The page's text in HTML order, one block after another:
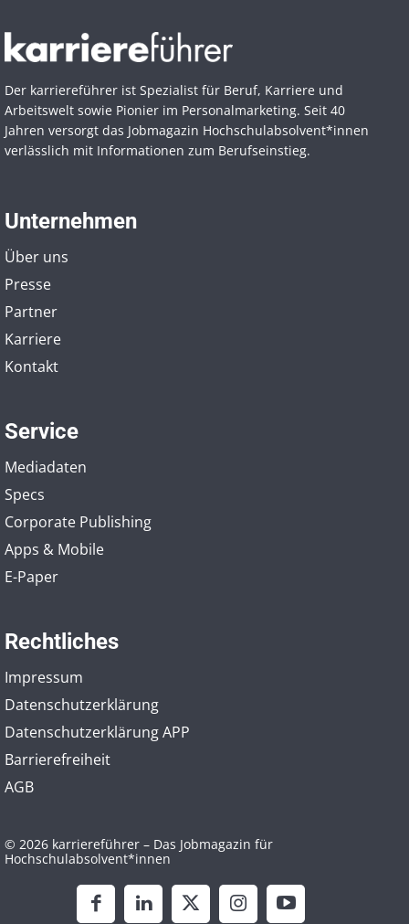
Der karriereführer ist Spezialist für Beruf, Karriere und
Arbeitswelt sowie Pionier im Personal­marketing. Seit 40
Jahren versorgt das Jobmagazin Hochschul­absolvent*innen
verlässlich mit Informationen zum Berufseinstieg.
Unternehmen
Über uns
Presse
Partner
Karriere
Kontakt
Service
Mediadaten
Specs
Corporate Publishing
Apps & Mobile
E-Paper
Rechtliches
Impressum
Datenschutzerklärung
Datenschutzerklärung APP
Barrierefreiheit
AGB
© 2026 karriereführer – Das Jobmagazin für
Hochschulabsolvent*innen